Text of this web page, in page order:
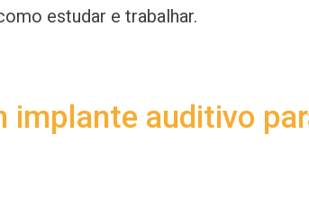
estudar e trabalhar.
implante auditivo